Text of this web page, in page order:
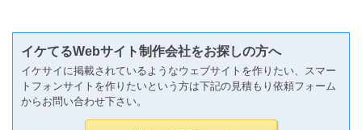
イケてるWebサイト制作会社をお探しの方へ
イケサイに掲載されているようなウェブサイトを作りたい、スマー
トフォンサイトを作りたいという方は下記の見積もり依頼フォーム
からお問い合わせ下さい。